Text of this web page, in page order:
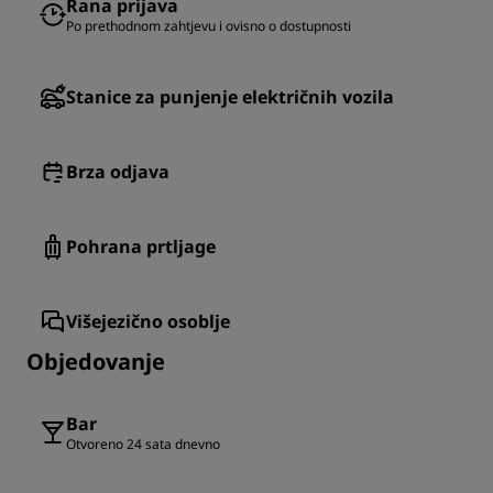
Rana prijava
Po prethodnom zahtjevu i ovisno o dostupnosti
Stanice za punjenje električnih vozila
Brza odjava
Pohrana prtljage
Višejezično osoblje
Objedovanje
Bar
Otvoreno 24 sata dnevno